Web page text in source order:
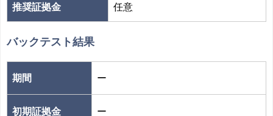
推奨証拠金 任意
バックテスト結果
期間 ー
初期証拠金 ー